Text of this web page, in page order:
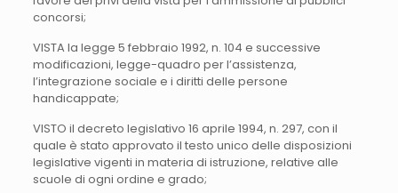
concorsi;
VISTA la legge 5 febbraio 1992, n. 104 e successive
modificazioni, legge-quadro per l’assistenza,
l’integrazione sociale e i diritti delle persone
handicappate;
VISTO il decreto legislativo 16 aprile 1994, n. 297, con il
quale è stato approvato il testo unico delle disposizioni
legislative vigenti in materia di istruzione, relative alle
scuole di ogni ordine e grado;